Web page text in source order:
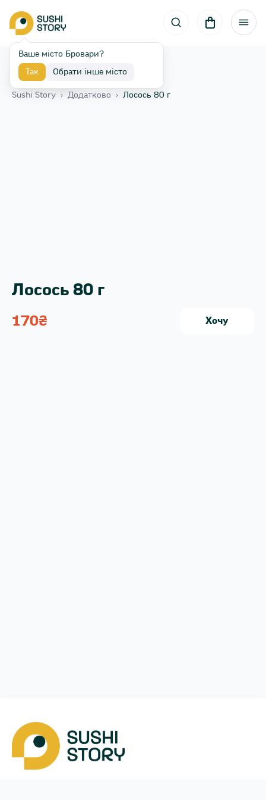
Ваше місто Бровари?
Так Обрати інше місто
Назад
Sushi Story › Додатково › Лосось 80 г
Лосось 80 г
170₴ Хочу